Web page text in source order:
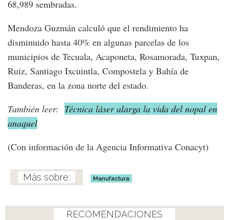
68,989 sembradas.
Mendoza Guzmán calculó que el rendimiento ha
disminuido hasta 40% en algunas parcelas de los
municipios de Tecuala, Acaponeta, Rosamorada, Tuxpan,
Ruiz, Santiago Ixcuintla, Compostela y Bahía de
Banderas, en la zona norte del estado.
También leer: Técnica láser alarga la vida del nopal en
anaquel
(Con información de la Agencia Informativa Conacyt)
Manufactura
RECOMENDACIONES